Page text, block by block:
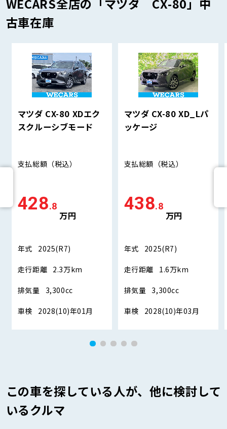
WECARS全店の「マツダ CX-80」中
古車在庫
マツダ CX-80 XDエク
スクルーシブモード
支払総額 （税込）
428.8
万円
年式 2025(R7)
走行距離 2.3万km
排気量 3,300cc
車検 2028(10)年01月
マツダ CX-80 XD_Lパ
ッケージ
支払総額 （税込）
438.8
万円
年式 2025(R7)
走行距離 1.6万km
排気量 3,300cc
車検 2028(10)年03月
この車を探している人が、他に検討して
いるクルマ